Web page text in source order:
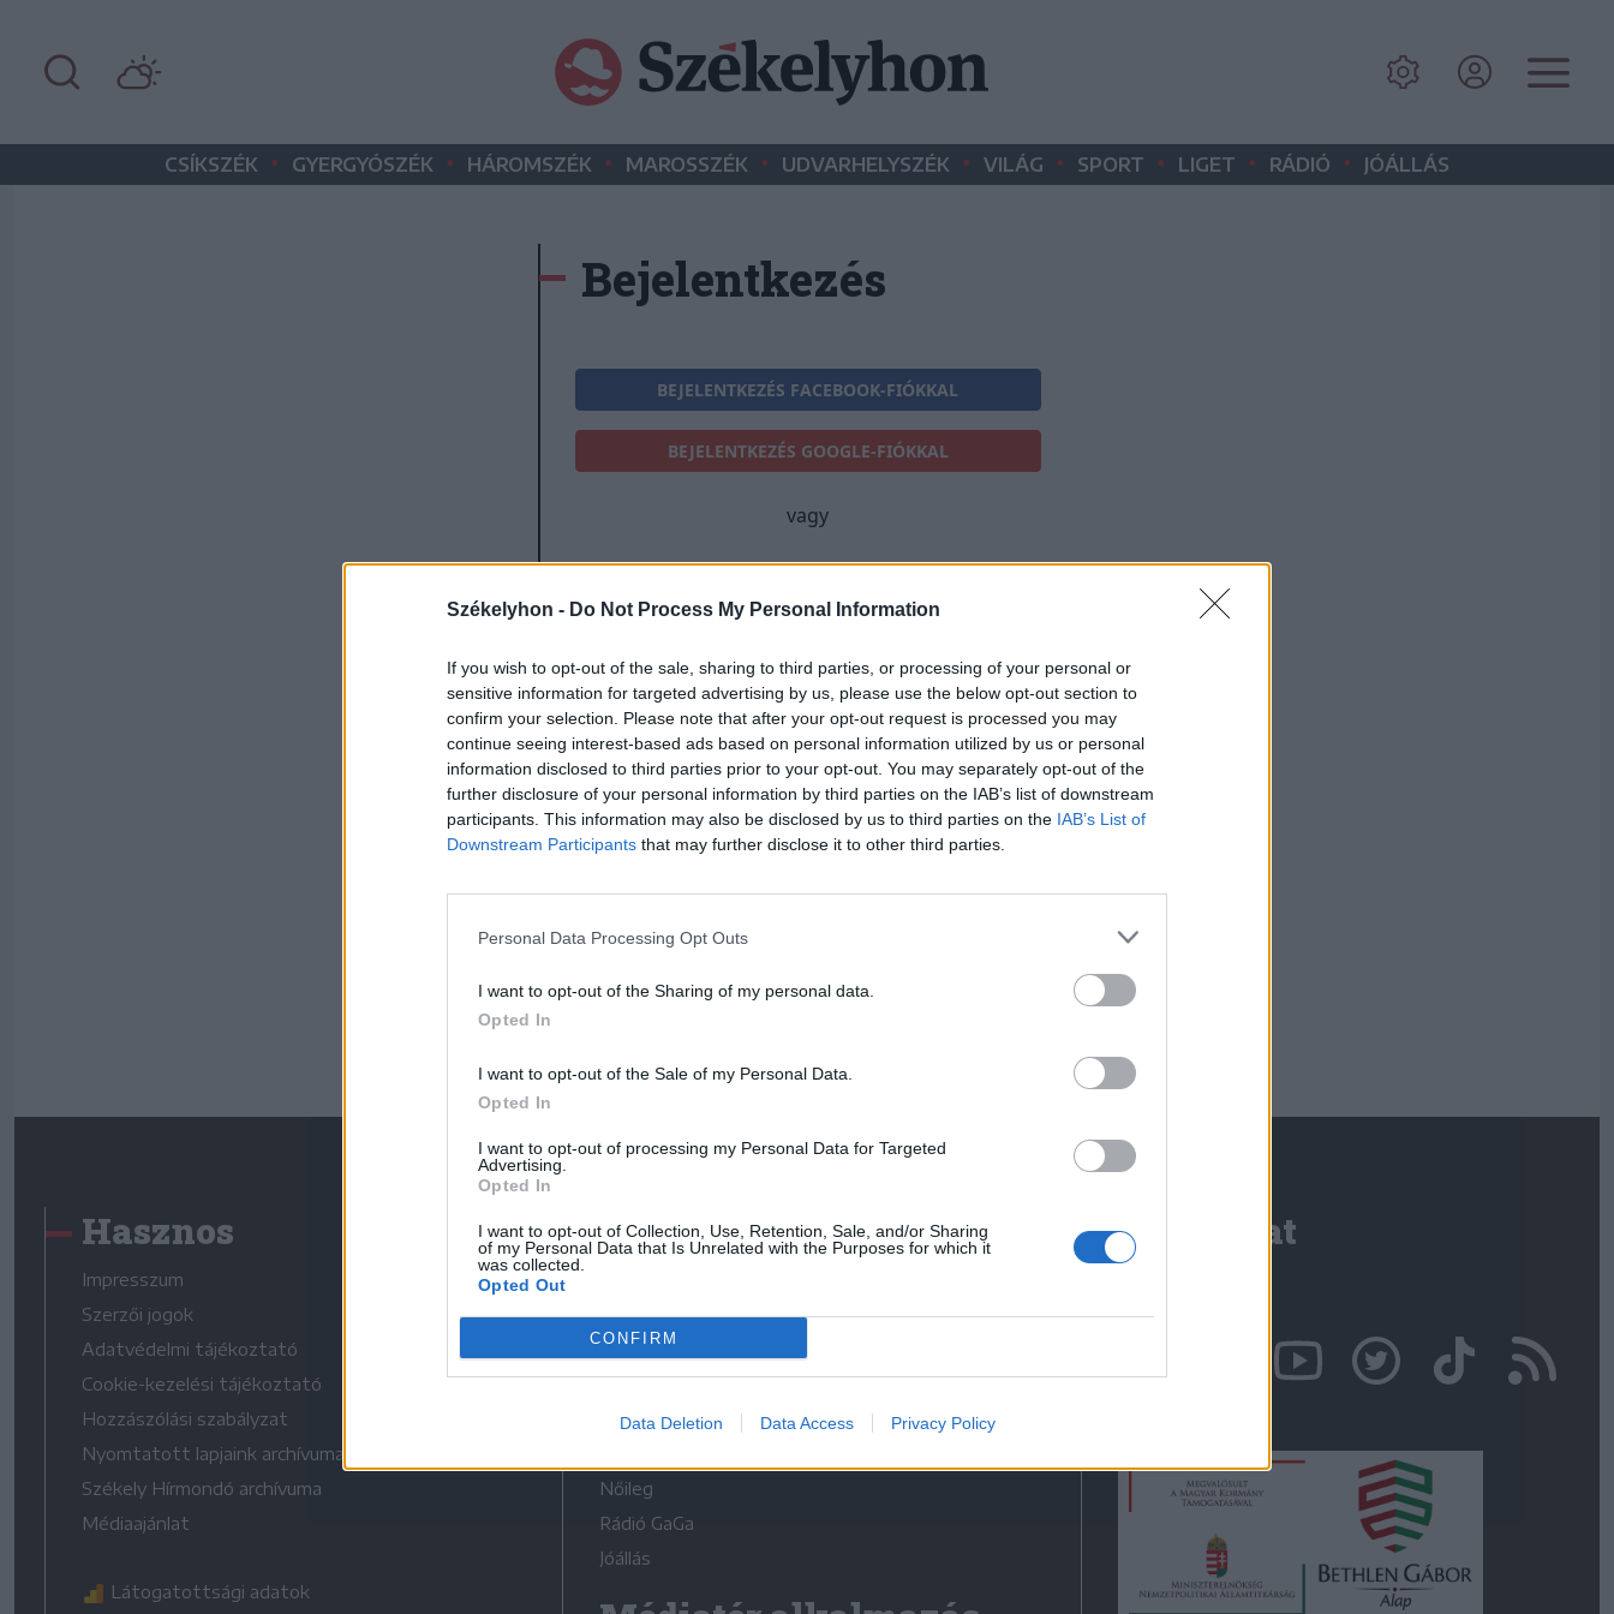
Székelyhon - Do Not Process My Personal Information
If you wish to opt-out of the sale, sharing to third parties, or processing of your personal or
sensitive information for targeted advertising by us, please use the below opt-out section to
confirm your selection. Please note that after your opt-out request is processed you may
continue seeing interest-based ads based on personal information utilized by us or personal
information disclosed to third parties prior to your opt-out. You may separately opt-out of the
further disclosure of your personal information by third parties on the IAB’s list of downstream
participants. This information may also be disclosed by us to third parties on the IAB’s List of
Downstream Participants that may further disclose it to other third parties.
Personal Data Processing Opt Outs
I want to opt-out of the Sharing of my personal data.
Opted In
I want to opt-out of the Sale of my Personal Data.
Opted In
I want to opt-out of processing my Personal Data for Targeted
Advertising.
Opted In
I want to opt-out of Collection, Use, Retention, Sale, and/or Sharing
of my Personal Data that Is Unrelated with the Purposes for which it
was collected.
Opted Out
CONFIRM
Data Deletion Data Access Privacy Policy
CSÍKSZÉK • GYERGYÓSZÉK • HÁROMSZÉK • MAROSSZÉK • UDVARHELYSZÉK • VILÁG • SPORT • LIGET • RÁDIÓ • JÓÁLLÁS
Bejelentkezés
BEJELENTKEZÉS FACEBOOK-FIÓKKAL
BEJELENTKEZÉS GOOGLE-FIÓKKAL
vagy
E-mail-cím
Jelszó
Elfelejtette a jelszavát?
BEJELENTKEZÉS
Hasznos
Impresszum
Szerzői jogok
Adatvédelmi tájékoztató
Cookie-kezelési tájékoztató
Hozzászólási szabályzat
Nyomtatott lapjaink archívuma
Székely Hírmondó archívuma
Médiaajánlat
Látogatottsági adatok
Médiatér
Liget
Krónika
Bihari Napló
Erdélyi Napló
Nőileg
Rádió GaGa
Jóállás
Kapcsolat